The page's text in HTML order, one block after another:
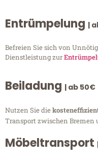
Entrümpelung |
Befreien Sie sich von
Dienstleistung zur
Beiladung | ab 50€
Nutzen Sie die
Transport zwischen Bremen
Möbeltransport